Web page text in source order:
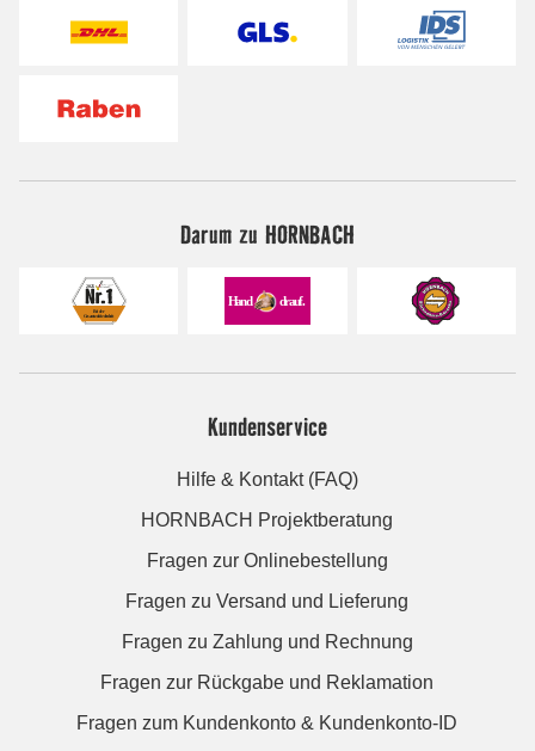
Darum zu HORNBACH
Kundenservice
Hilfe & Kontakt (FAQ)
HORNBACH Projektberatung
Fragen zur Onlinebestellung
Fragen zu Versand und Lieferung
Fragen zu Zahlung und Rechnung
Fragen zur Rückgabe und Reklamation
Fragen zum Kundenkonto & Kundenkonto-ID